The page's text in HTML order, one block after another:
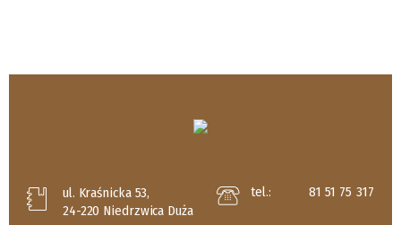
ul. Kraśnicka 53,
24-220 Niedrzwica Duża
tel.: 81 51 75 317